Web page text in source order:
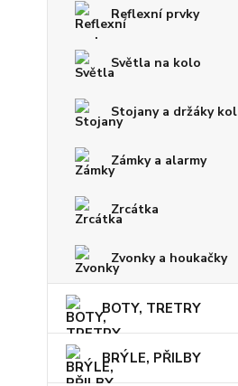
Reflexní prvky
Světla na kolo
Stojany a držáky kol
Zámky a alarmy
Zrcátka
Zvonky a houkačky
BOTY, TRETRY
BRÝLE, PŘILBY